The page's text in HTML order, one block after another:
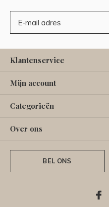
Klantenservice
Mijn account
Categorieën
Over ons
BEL ONS